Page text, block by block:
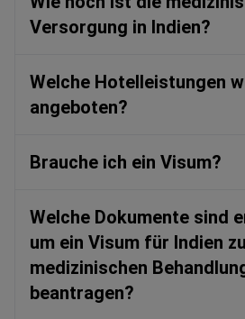
Versorgung in Indien?
Welche Hotelleistungen
angeboten?
Brauche ich ein Visum?
Welche Dokumente sind
um ein Visum für Indien
medizinischen
beantragen?